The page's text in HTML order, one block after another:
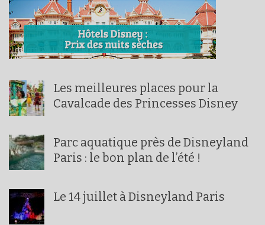
Les meilleures places pour la
Cavalcade des Princesses Disney
Parc aquatique près de Disneyland
Paris : le bon plan de l’été !
Le 14 juillet à Disneyland Paris